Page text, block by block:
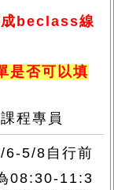
beclass線
是否可以填
課程專員
/6-5/8 自行前
08:30-11:3